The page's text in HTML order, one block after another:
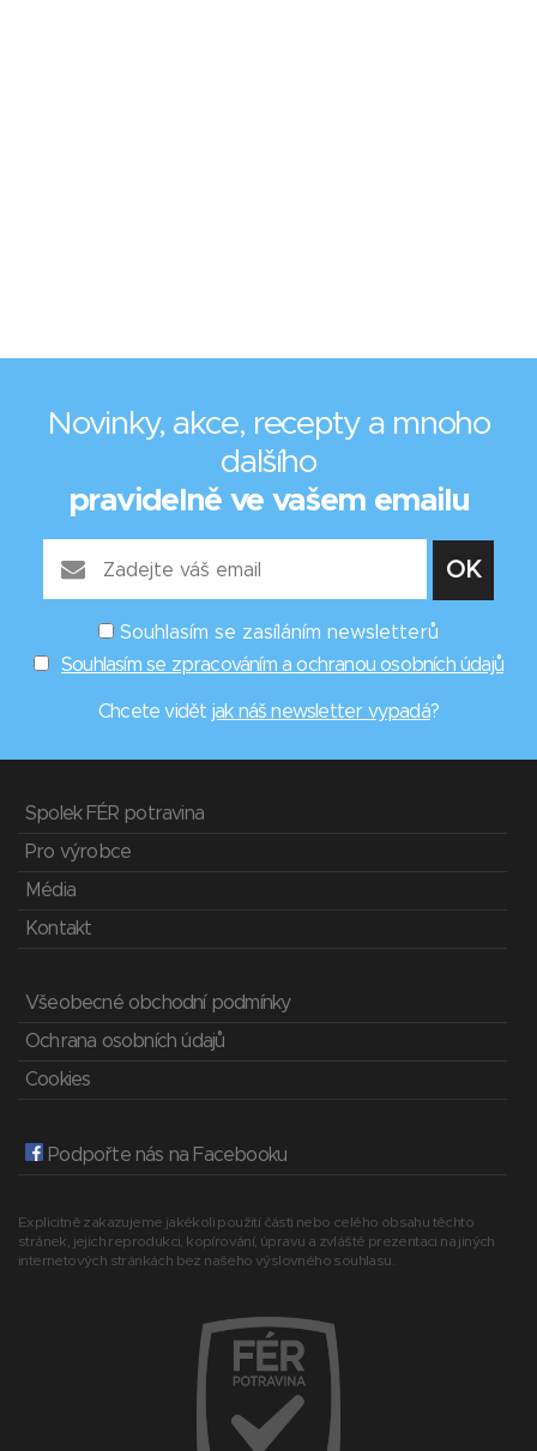
Novinky, akce, recepty a mnoho
dalšího
pravidelně ve vašem emailu
Souhlasím se zasíláním newsletterů
Souhlasím se zpracováním a ochranou osobních údajů
Chcete vidět jak náš newsletter vypadá?
Spolek FÉR potravina
Pro výrobce
Média
Kontakt
Všeobecné obchodní podmínky
Ochrana osobních údajů
Cookies
Podpořte nás na Facebooku
Explicitně zakazujeme jakékoli použití části nebo celého obsahu těchto
stránek, jejich reprodukci, kopírování, úpravu a zvláště prezentaci na jiných
internetových stránkách bez našeho výslovného souhlasu.